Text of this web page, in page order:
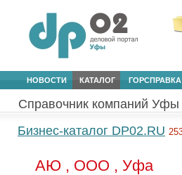
НОВОСТИ КАТАЛОГ ГОРСПРАВКА
Справочник компаний Уфы
Бизнес-каталог DP02.RU
АЮ , ООО , Уфа